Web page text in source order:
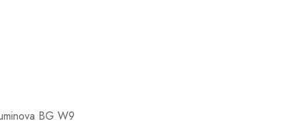
BG W9